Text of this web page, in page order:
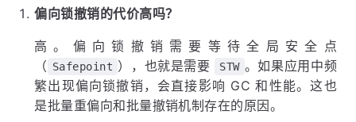
偏向锁撤销的代价高吗？
高。偏向锁撤销需要等待全局安全点
（ Safepoint ），也就是需要 STW 。如果应用中频
繁出现偏向锁撤销，会直接影响 GC 和性能。这也
是批量重偏向和批量撤销机制存在的原因。